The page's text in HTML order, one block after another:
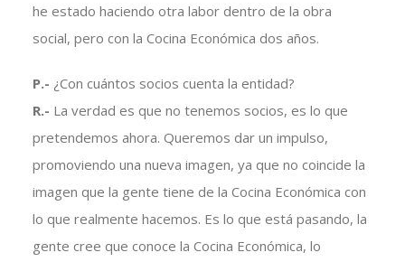
he estado haciendo otra labor dentro de la obra
social, pero con la Cocina Económica dos años.
P.- ¿Con cuántos socios cuenta la entidad?
R.- La verdad es que no tenemos socios, es lo que
pretendemos ahora. Queremos dar un impulso,
promoviendo una nueva imagen, ya que no coincide la
imagen que la gente tiene de la Cocina Económica con
lo que realmente hacemos. Es lo que está pasando, la
gente cree que conoce la Cocina Económica, lo